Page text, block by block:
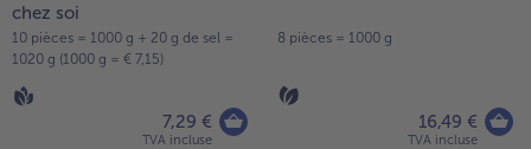
chez soi
10 pièces = 1000 g + 20 g de sel =
1020 g (1000 g = € 7,15)
7,29 €
TVA incluse
8 pièces = 1000 g
16,49 €
TVA incluse